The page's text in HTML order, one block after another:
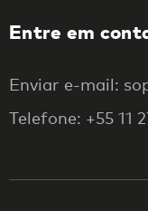
Entre em
Enviar e-mail:
Telefone: +55 11